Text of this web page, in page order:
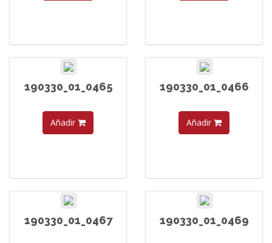
190330_01_0465
Añadir
190330_01_0466
Añadir
190330_01_0467 190330_01_0469